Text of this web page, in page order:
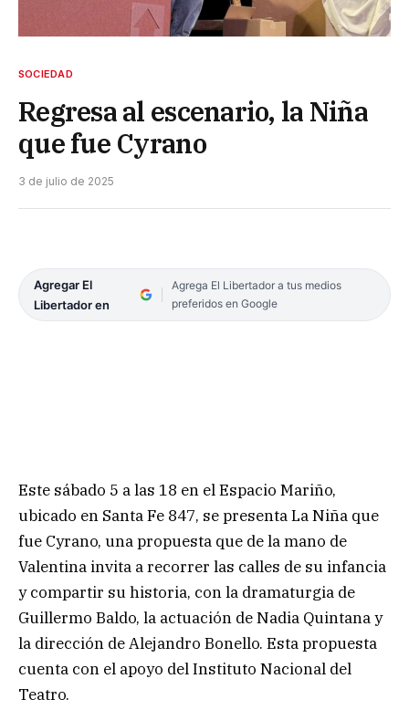
SOCIEDAD
Regresa al escenario, la Niña
que fue Cyrano
3 de julio de 2025
Agregar El
Libertador en
Agrega El Libertador a tus medios
preferidos en Google
Este sábado 5 a las 18 en el Espacio Mariño,
ubicado en Santa Fe 847, se presenta La Niña que
fue Cyrano, una propuesta que de la mano de
Valentina invita a recorrer las calles de su infancia
y compartir su historia, con la dramaturgia de
Guillermo Baldo, la actuación de Nadia Quintana y
la dirección de Alejandro Bonello. Esta propuesta
cuenta con el apoyo del Instituto Nacional del
Teatro.